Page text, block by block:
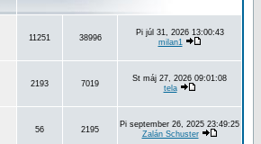
11251 38996
Pi júl 31, 2026 13:00:43
milan1
2193 7019
St máj 27, 2026 09:01:08
tela
56 2195
Pi september 26, 2025 23:49:25
Zalán Schuster